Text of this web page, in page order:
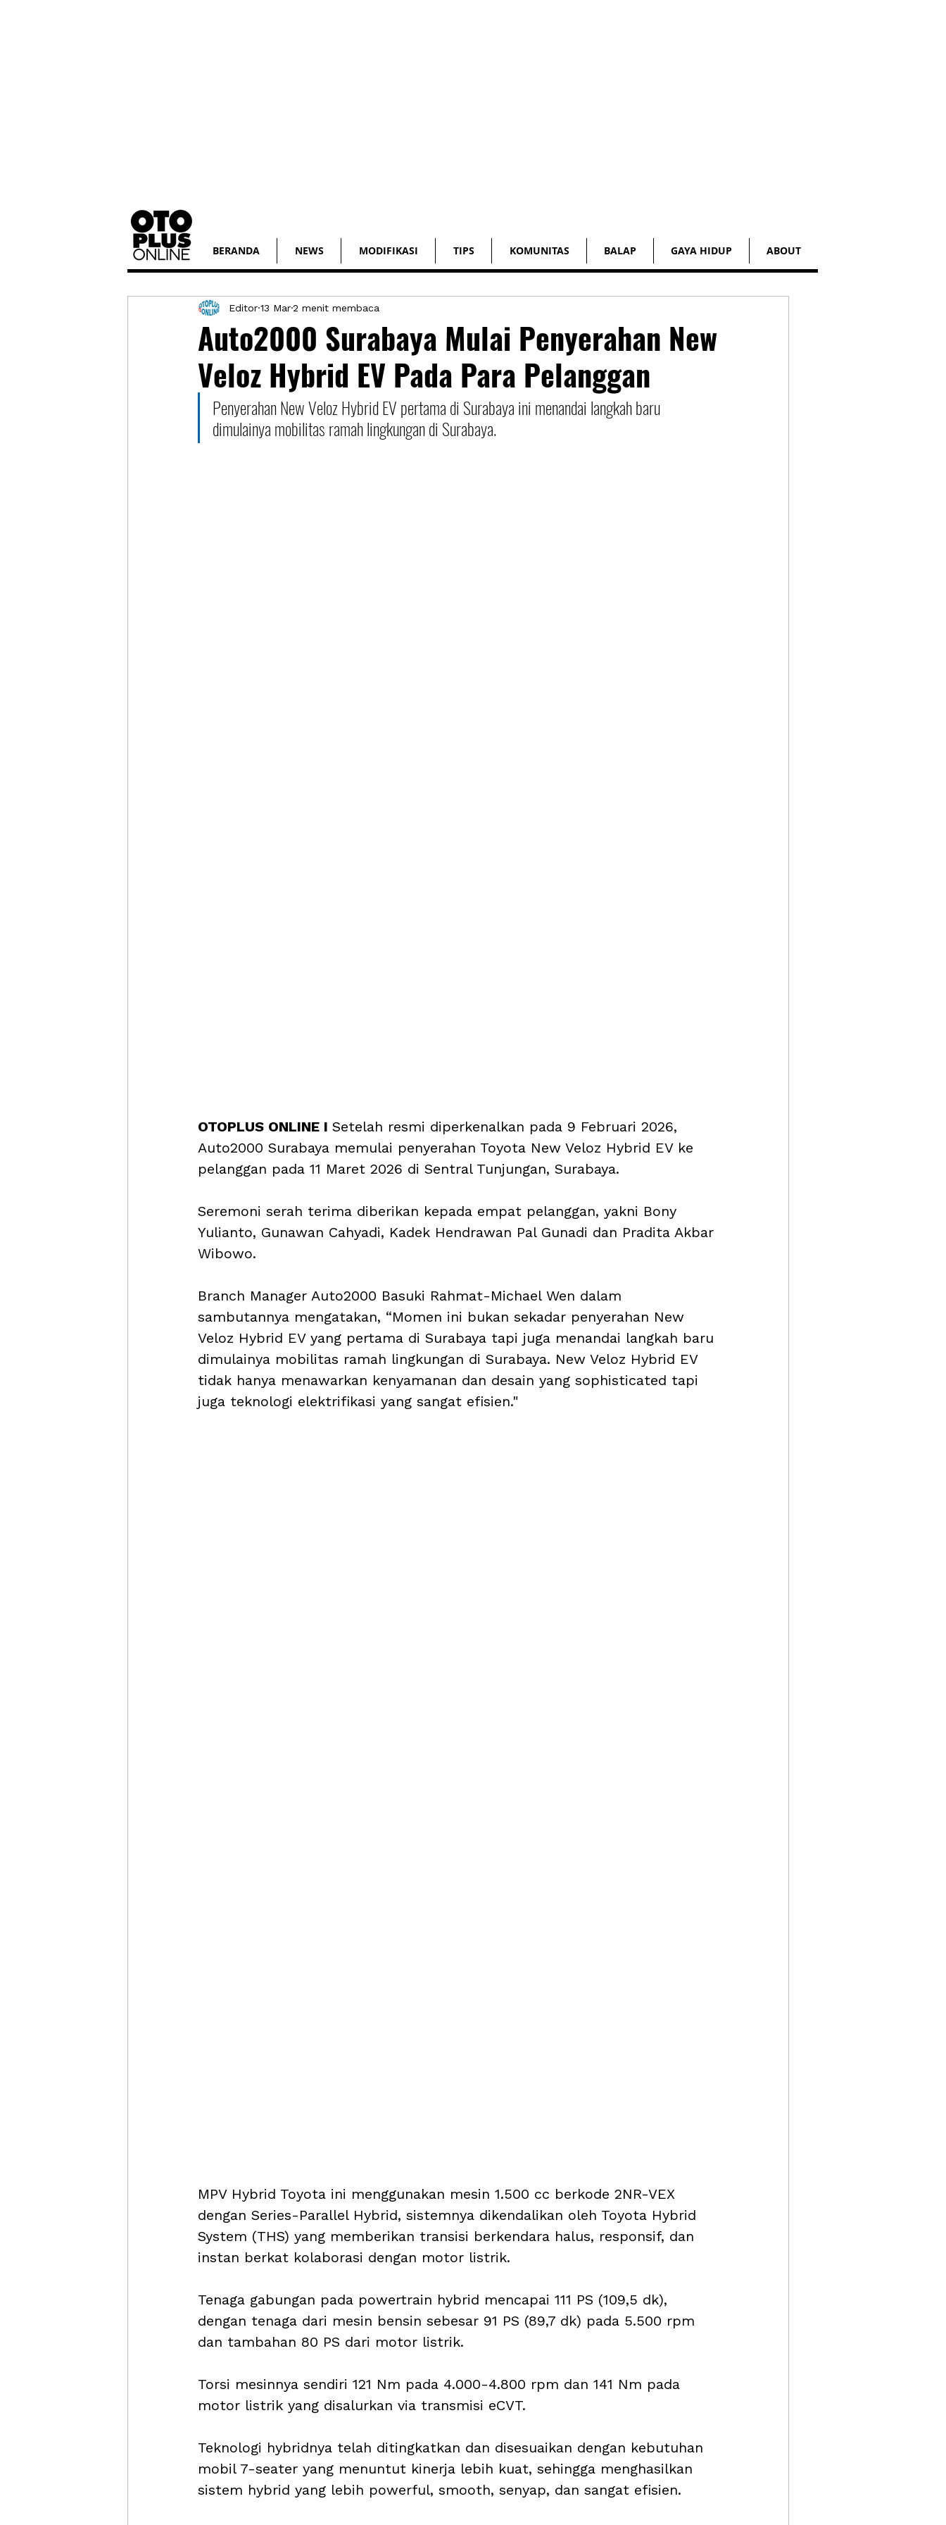
BERANDA NEWS MODIFIKASI TIPS KOMUNITAS BALAP GAYA HIDUP ABOUT
Auto2000 Surabaya Mulai Penyerahan New
Veloz Hybrid EV Pada Para Pelanggan
Editor 13 Mar2 menit membaca
Penyerahan New Veloz Hybrid EV pertama di Surabaya ini menandai langkah baru
dimulainya mobilitas ramah lingkungan di Surabaya.
OTOPLUS ONLINE I Setelah resmi diperkenalkan pada 9 Februari 2026,
Auto2000 Surabaya memulai penyerahan Toyota New Veloz Hybrid EV ke
pelanggan pada 11 Maret 2026 di Sentral Tunjungan, Surabaya.
Seremoni serah terima diberikan kepada empat pelanggan, yakni Bony
Yulianto, Gunawan Cahyadi, Kadek Hendrawan Pal Gunadi dan Pradita Akbar
Wibowo.
Branch Manager Auto2000 Basuki Rahmat-Michael Wen dalam
sambutannya mengatakan, “Momen ini bukan sekadar penyerahan New
Veloz Hybrid EV yang pertama di Surabaya tapi juga menandai langkah baru
dimulainya mobilitas ramah lingkungan di Surabaya. New Veloz Hybrid EV
tidak hanya menawarkan kenyamanan dan desain yang sophisticated tapi
juga teknologi elektrifikasi yang sangat efisien."
MPV Hybrid Toyota ini menggunakan mesin 1.500 cc berkode 2NR-VEX
dengan Series-Parallel Hybrid, sistemnya dikendalikan oleh Toyota Hybrid
System (THS) yang memberikan transisi berkendara halus, responsif, dan
instan berkat kolaborasi dengan motor listrik.
Tenaga gabungan pada powertrain hybrid mencapai 111 PS (109,5 dk),
dengan tenaga dari mesin bensin sebesar 91 PS (89,7 dk) pada 5.500 rpm
dan tambahan 80 PS dari motor listrik.
Torsi mesinnya sendiri 121 Nm pada 4.000-4.800 rpm dan 141 Nm pada
motor listrik yang disalurkan via transmisi eCVT.
Teknologi hybridnya telah ditingkatkan dan disesuaikan dengan kebutuhan
mobil 7-seater yang menuntut kinerja lebih kuat, sehingga menghasilkan
sistem hybrid yang lebih powerful, smooth, senyap, dan sangat efisien.